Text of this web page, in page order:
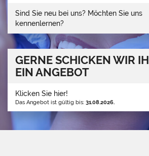
Sind Sie neu bei uns? Möchten Sie uns
kennenlernen?
GERNE SCHICKEN WIR
EIN ANGEBOT
Klicken Sie hier!
Das Angebot ist gültig bis: 31.08.2026.